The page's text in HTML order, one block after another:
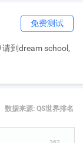
到dream school,
免费测试
数据来源: QS世界排名